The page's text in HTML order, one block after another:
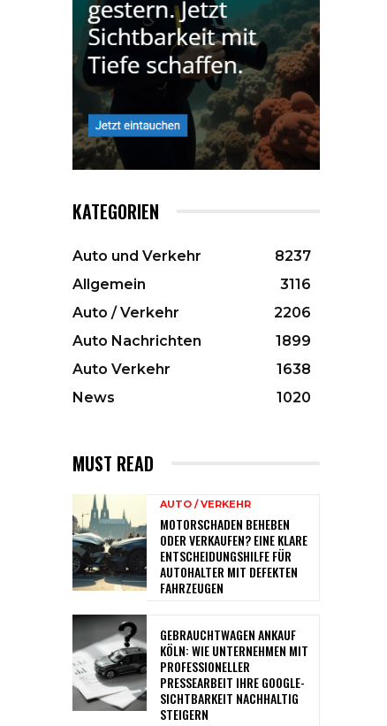
KATEGORIEN
Auto und Verkehr
8237
Allgemein
3116
Auto / Verkehr
2206
Auto Nachrichten
1899
Auto Verkehr
1638
News
1020
MUST READ
AUTO / VERKEHR
MOTORSCHADEN BEHEBEN
ODER VERKAUFEN? EINE KLARE
ENTSCHEIDUNGSHILFE FÜR
AUTOHALTER MIT DEFEKTEN
FAHRZEUGEN
GEBRAUCHTWAGEN ANKAUF
KÖLN: WIE UNTERNEHMEN MIT
PROFESSIONELLER
PRESSEARBEIT IHRE GOOGLE-
SICHTBARKEIT NACHHALTIG
STEIGERN